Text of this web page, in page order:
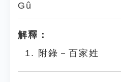
Gû
解釋：
附錄－百家姓